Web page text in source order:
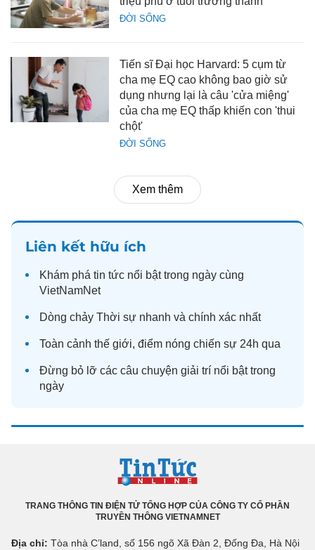
ĐỜI SỐNG
ĐỜI SỐNG
Tiến sĩ Đại học Harvard: 5 cụm từ
cha mẹ EQ cao không bao giờ sử
dụng nhưng lại là câu 'cửa miệng'
của cha mẹ EQ thấp khiến con 'thui
chột'
Xem thêm
Liên kết hữu ích
Khám phá tin tức nổi bật trong ngày cùng
VietNamNet
Dòng chảy Thời sự nhanh và chính xác nhất
Toàn cảnh thế giới, điểm nóng chiến sự 24h qua
Đừng bỏ lỡ các câu chuyện giải trí nổi bật trong
ngày
TRANG THÔNG TIN ĐIỆN TỬ TỔNG HỢP CỦA CÔNG TY CỔ PHẦN
TRUYỀN THÔNG VIETNAMNET
Địa chỉ: Tòa nhà C’land, số 156 ngõ Xã Đàn 2, Đống Đa, Hà Nội